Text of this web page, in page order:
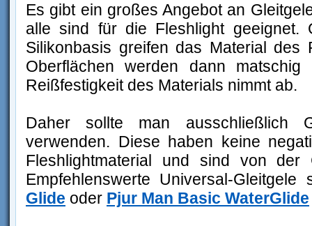
Es gibt ein großes Angebot an
alle sind für die Fleshlight geeignet.
Silikonbasis greifen das Material des
Oberflächen werden dann
Reißfestigkeit des Materials nimmt ab.
Daher sollte man ausschließlich
verwenden. Diese haben keine
Fleshlightmaterial und sind von der
Empfehlenswerte Universal-
Glide oder Pjur Man Basic WaterGlide